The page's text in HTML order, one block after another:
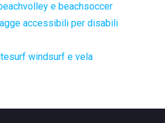
e beachsoccer
accessibili per disabili
windsurf e vela